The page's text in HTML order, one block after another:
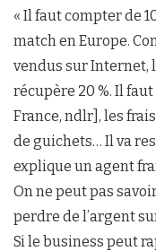
« Il faut compter de
match en Europe.
vendus sur Internet,
récupère 20 %. Il
France, ndlr], les
de guichets… Il va
explique un agent
On ne peut pas
perdre de l’argent
Si le business peut